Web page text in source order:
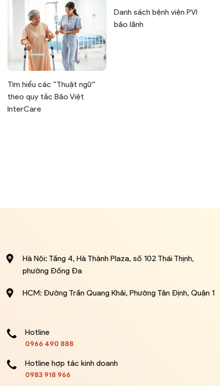
Tìm hiểu các “Thuật ngữ”
theo quy tắc Bảo Việt
InterCare
Danh sách bệnh viện PVI
bảo lãnh
Hà Nội: Tầng 4, Hà Thành Plaza, số 102 Thái Thịnh,
phường Đống Đa
HCM: Đường Trần Quang Khải, Phường Tân Định, Quận 1
Hotline
0966 490 888
Hotline hợp tác kinh doanh
0983 918 966